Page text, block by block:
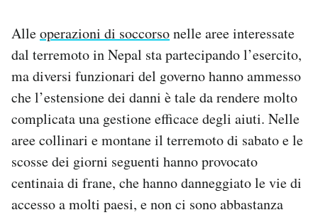
Alleoperazioni di soccorsonelle aree interessate
dal terremoto in Nepal sta partecipando l’esercito,
ma diversi funzionari del governo hanno ammesso
che l’estensione dei danni è tale da rendere molto
complicata una gestione efficace degli aiuti. Nelle
aree collinari e montane il terremoto di sabato e le
scosse dei giorni seguenti hanno provocato
centinaia di frane, che hanno danneggiato le vie di
accesso a molti paesi, e non ci sono abbastanza